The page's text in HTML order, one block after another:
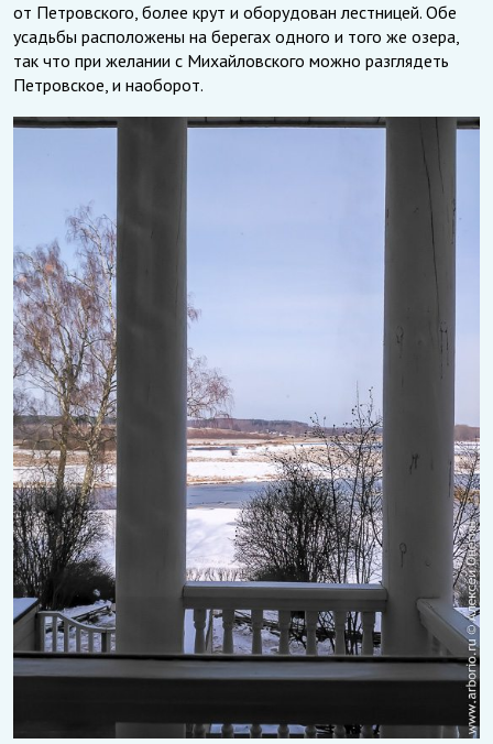
от Петровского, более крут и оборудован лестницей. Обе
усадьбы расположены на берегах одного и того же озера,
так что при желании с Михайловского можно разглядеть
Петровское, и наоборот.